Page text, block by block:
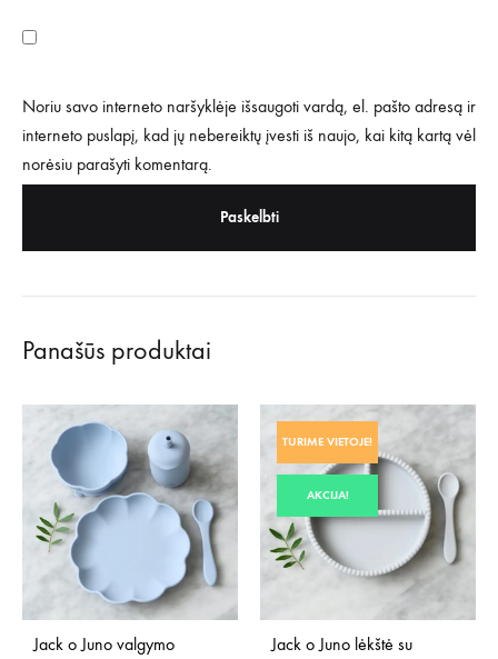
Noriu savo interneto naršyklėje išsaugoti vardą, el. pašto adresą ir
interneto puslapį, kad jų nebereiktų įvesti iš naujo, kai kitą kartą vėl
norėsiu parašyti komentarą.
Panašūs produktai
Jack o Juno valgymo
TURIME VIETOJE!
AKCIJA!
Jack o Juno lėkštė su